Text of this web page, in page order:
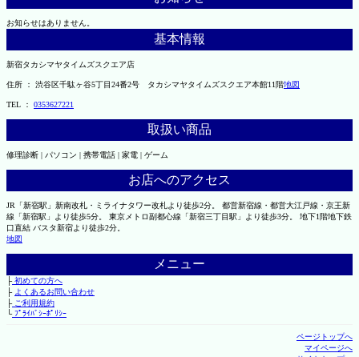
お知らせはありません。
基本情報
新宿タカシマヤタイムズスクエア店
住所 ： 渋谷区千駄ヶ谷5丁目24番2号 タカシマヤタイムズスクエア本館11階地図
TEL ： 0353627221
取扱い商品
修理診断 | パソコン | 携帯電話 | 家電 | ゲーム
お店へのアクセス
JR「新宿駅」新南改札・ミライナタワー改札より徒歩2分。 都営新宿線・都営大江戸線・京王新
線「新宿駅」より徒歩5分。 東京メトロ副都心線「新宿三丁目駅」より徒歩3分。 地下1階地下鉄
口直結 バスタ新宿より徒歩2分。
地図
メニュー
├初めての方へ
├ よくあるお問い合わせ
├ご利用規約
└ﾌﾟﾗｲﾊﾞｼｰﾎﾟﾘｼｰ
ページトップへ
マイページへ